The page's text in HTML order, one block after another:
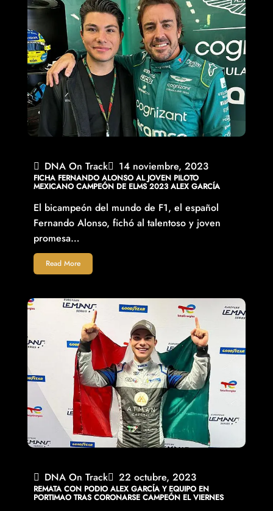
DNA On Track 14 noviembre, 2023
FICHA FERNANDO ALONSO AL JOVEN PILOTO
MEXICANO CAMPEÓN DE ELMS 2023 ALEX GARCÍA
El bicampeón del mundo de F1, el español
Fernando Alonso, fichó al talentoso y joven
promesa…
Read More
DNA On Track 22 octubre, 2023
REMATA CON PODIO ALEX GARCÍA Y EQUIPO EN
PORTIMAO TRAS CORONARSE CAMPEÓN EL VIERNES